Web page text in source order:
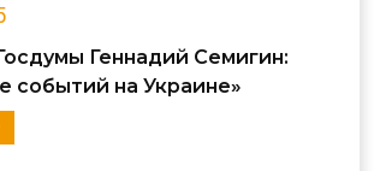
Геннадий Семигин:
событий на Украине»